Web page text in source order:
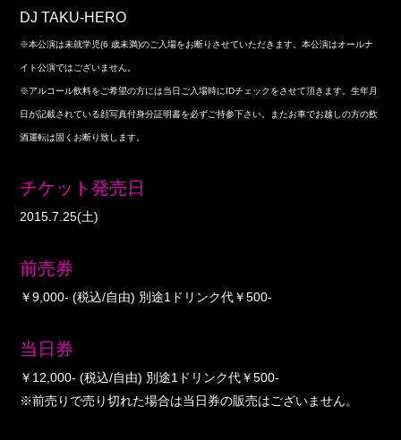
DJ TAKU-HERO
※本公演は未就学児(6 歳未満)のご入場をお断りさせていただきます。本公演はオールナ
イト公演ではございません。
※アルコール飲料をご希望の方には当日ご入場時にIDチェックをさせて頂きます。生年月
日が記載されている顔写真付身分証明書を必ずご持参下さい。またお車でお越しの方の飲
酒運転は固くお断り致します。
チケット発売日
2015.7.25(土)
前売券
￥9,000- (税込/自由) 別途1ドリンク代￥500-
当日券
￥12,000- (税込/自由) 別途1ドリンク代￥500-
※前売りで売り切れた場合は当日券の販売はございません。